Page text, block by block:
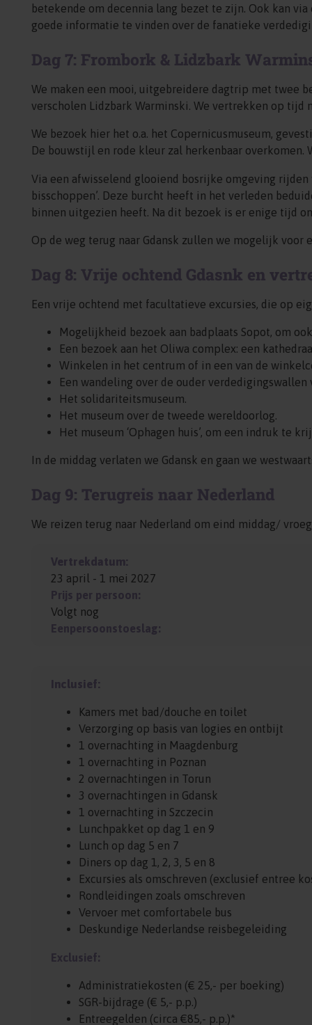
betekende om decennia lang bezet te zijn. Ook kan
goede informatie te vinden over de fanatieke
Dag 7: Frombork & Lidzbark
We maken een mooi, uitgebreidere dagtrip met twee
verscholen Lidzbark Warminski. We vertrekken op tijd
We bezoek hier het o.a. het Copernicusmuseum,
De bouwstijl en rode kleur zal herkenbaar overkomen.
Via een afwisselend glooiend bosrijke omgeving
bisschoppen’. Deze burcht heeft in het verleden
binnen uitgezien heeft. Na dit bezoek is er enige tijd
Op de weg terug naar Gdansk zullen we mogelijk voor
Dag 8: Vrije ochtend Gdasnk en
Een vrije ochtend met facultatieve excursies, die op
Mogelijkheid bezoek aan badplaats Sopot, om
Een bezoek aan het Oliwa complex: een
Winkelen in het centrum of in een van de
Een wandeling over de ouder verdedigingswallen
Het solidariteitsmuseum.
Het museum over de tweede wereldoorlog.
Het museum ‘Ophagen huis’, om een indruk te
In de middag verlaten we Gdansk en gaan we
Dag 9: Terugreis naar Nederland
We reizen terug naar Nederland om eind middag/
Vertrekdatum:
23 april - 1 mei 2027
Prijs per persoon:
Volgt nog
Eenpersoonstoeslag:
Inclusief:
Kamers met bad/douche en toilet
Verzorging op basis van logies en ontbijt
1 overnachting in Maagdenburg
1 overnachting in Poznan
2 overnachtingen in Torun
3 overnachtingen in Gdansk
1 overnachting in Szczecin
Lunchpakket op dag 1 en 9
Lunch op dag 5 en 7
Diners op dag 1, 2, 3, 5 en 8
Excursies als omschreven (exclusief entree
Rondleidingen zoals omschreven
Vervoer met comfortabele bus
Deskundige Nederlandse reisbegeleiding
Exclusief:
Administratiekosten (€ 25,- per boeking)
SGR-bijdrage (€ 5,- p.p.)
Entreegelden (circa €85,- p.p.)*